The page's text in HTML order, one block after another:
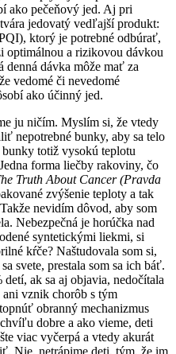
ako pečeňový jed. Aj pri
jedovatý vedľajší produkt:
ktorý je potrebné odbúrať,
optimálnou a rizikovou dávkou
dávka môže mať za
vedomé či nevedomé
ako účinný jed.
ju ničím. Myslím si, že vtedy
nepotrebné bunky, aby sa telo
totiž vysokú teplotu
forma liečby rakoviny, čo
Truth About Cancer (Pravda
zvýšenie teploty a tak
nevidím dôvod, aby som
Nebezpečná je horúčka nad
syntetickými liekmi, si
kŕče? Naštudovala som si,
svete, prestala som sa ich báť.
ak sa aj objavia, nedočítala
ani vznik chorôb s tým
obranný mechanizmus
dobre a ako vieme, deti
viac vyčerpá a vtedy akurát
Nie, netrápime deti, tým, že im